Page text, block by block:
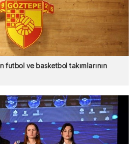
futbol ve basketbol takımlarının